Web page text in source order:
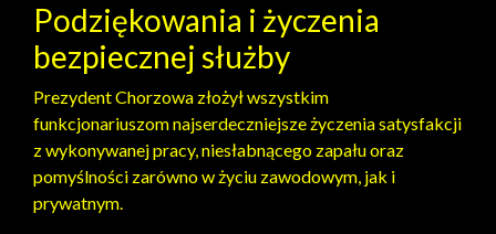
Podziękowania i życzenia
bezpiecznej służby
Prezydent Chorzowa złożył wszystkim
funkcjonariuszom najserdeczniejsze życzenia satysfakcji
z wykonywanej pracy, niesłabnącego zapału oraz
pomyślności zarówno w życiu zawodowym, jak i
prywatnym.